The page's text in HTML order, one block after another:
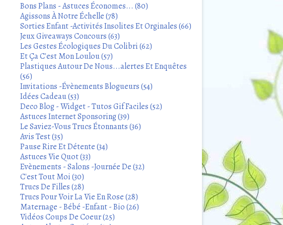
Bons Plans - Astuces Économes... (80)
Agissons À Notre Échelle (78)
Sorties Enfant -Activités Insolites Et Orginales (66)
Jeux Giveaways Concours (63)
Les Gestes Écologiques Du Colibri (62)
Et Ça C'est Mon Loulou (57)
Plastiques Autour De Nous...alertes Et Enquêtes
(56)
Invitations -Évènements Blogueurs (54)
Idées Cadeau (53)
Deco Blog - Widget - Tutos Gif Faciles (52)
Astuces Internet Sponsoring (39)
Le Saviez-Vous Trucs Étonnants (36)
Avis Test (35)
Pause Rire Et Détente (34)
Astuces Vie Quot (33)
Evènements - Salons -Journée De (32)
C'est Tout Moi (30)
Trucs De Filles (28)
Trucs Pour Voir La Vie En Rose (28)
Maternage - Bébé -Enfant - Bio (26)
Vidéos Coups De Coeur (25)